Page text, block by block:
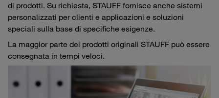
di prodotti. Su richiesta, STAUFF fornisce anche sistemi
personalizzati per clienti e applicazioni e soluzioni
speciali sulla base di specifiche esigenze.
La maggior parte dei prodotti originali STAUFF può essere
consegnata in tempi veloci.